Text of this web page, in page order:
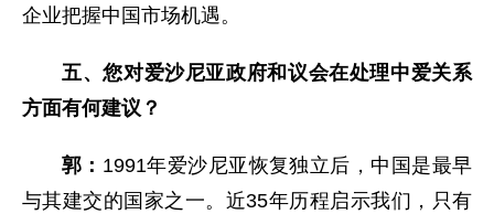
企业把握中国市场机遇。
五、您对爱沙尼亚政府和议会在处理中爱关系
方面有何建议？
郭： 1991年爱沙尼亚恢复独立后，中国是最早
与其建交的国家之一。近35年历程启示我们，只有